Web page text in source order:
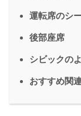
運転席のシ
後部座席
シビックの
おすすめ関